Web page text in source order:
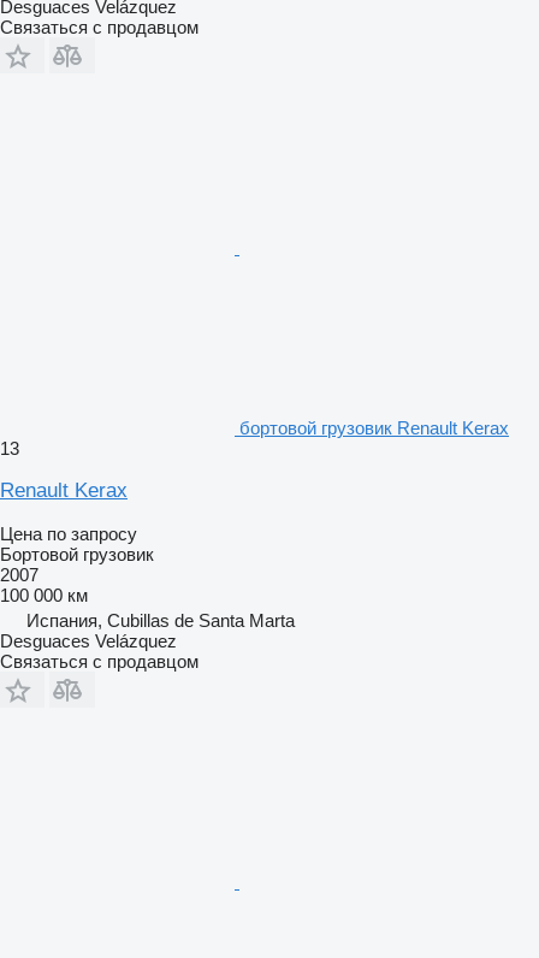
Desguaces Velázquez
Связаться с продавцом
бортовой грузовик Renault Kerax
13
Renault Kerax
Цена по запросу
Бортовой грузовик
2007
100 000 км
Испания, Cubillas de Santa Marta
Desguaces Velázquez
Связаться с продавцом